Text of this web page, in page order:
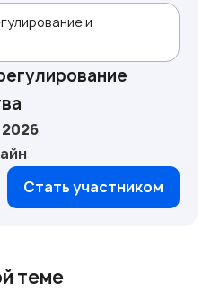
и
Стать участником
теме